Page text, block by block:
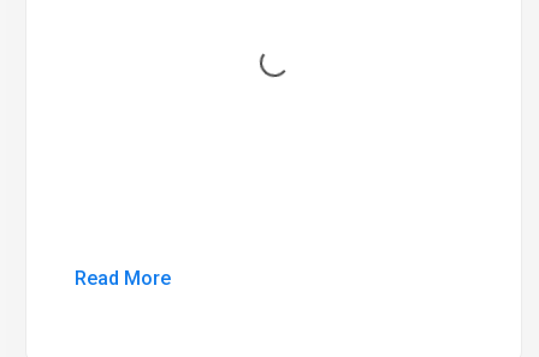
Loading...
Read More